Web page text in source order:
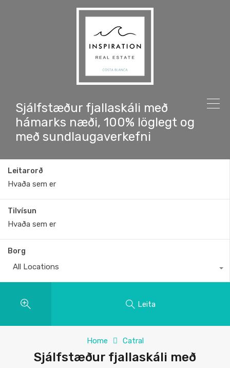
Sjálfstæður fjallaskáli með
hámarks næði, 100% löglegt og
með sundlaugaverkefni
Leitarorð
Tilvísun
Borg
All Locations
Leita
Home Catral
Sjálfstæður fjallaskáli með